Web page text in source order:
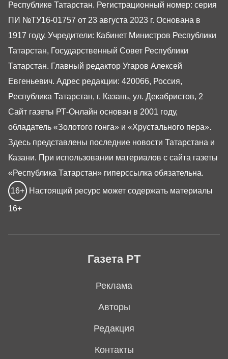
Газета РТ
Реклама
Авторы
Редакция
Контакты
Республике Татарстан. Регистрационный номер: серия
ПИ №ТУ16-01757 от 23 августа 2023 г. Основана в
1917 году. Учредители: Кабинет Министров Республики
Татарстан, Государственный Совет Республики
Татарстан. Главный редактор Угаров Алексей
Евгеньевич. Адрес редакции: 420066, Россия,
Республика Татарстан, г. Казань, ул. Декабристов, 2
Сайт газеты РТ-Онлайн основан в 2001 году,
обладатель «Золотого гонга» и «Хрустального пера».
Здесь представлены последние новости Татарстана и
Казани. При использовании материалов с сайта газеты
«Республика Татарстан» гиперссылка обязательна.
16+ Настоящий ресурс может содержать материалы
16+